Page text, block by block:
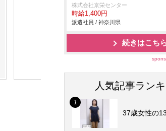
株式会社京栄センター
時給1,400円
派遣社員 / 神奈川県
続きはこち
人気記事ラン
37歳女性の